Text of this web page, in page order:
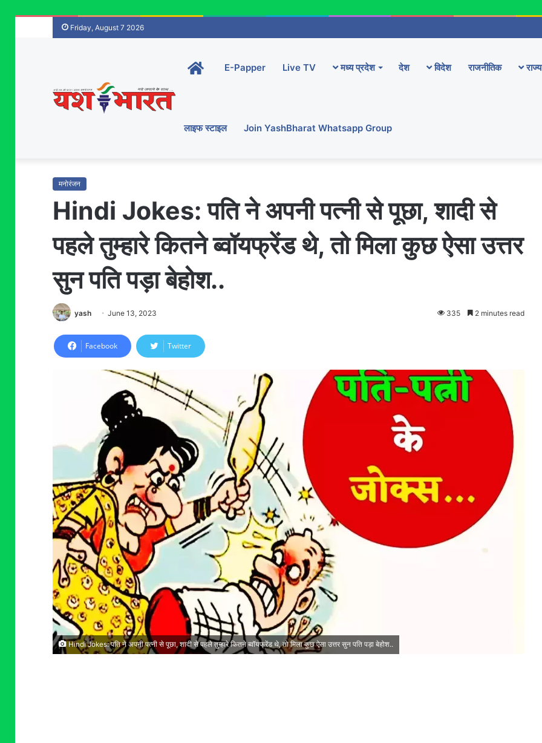
Friday, August 7 2026
Home-
main
E-Papper Live TV मध्य प्रदेश देश विदेश राजनीतिक राज्य
लाइफ स्टाइल Join YashBharat Whatsapp Group
मनोरंजन
Hindi Jokes: पति ने अपनी पत्नी से पूछा, शादी से
पहले तुम्हारे कितने ब्वॉयफ्रेंड थे, तो मिला कुछ ऐसा उत्तर
सुन पति पड़ा बेहोश..
yash June 13, 2023 335 2 minutes read
Facebook Twitter
Hindi Jokes: पति ने अपनी पत्नी से पूछा, शादी से पहले तुम्हारे कितने ब्वॉयफ्रेंड थे, तो मिला कुछ ऐसा उत्तर सुन पति पड़ा बेहोश..